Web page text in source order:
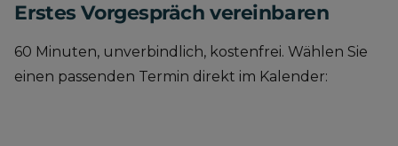
Erstes Vorgespräch vereinbaren
60 Minuten, unverbindlich, kostenfrei. Wählen Sie
einen passenden Termin direkt im Kalender: